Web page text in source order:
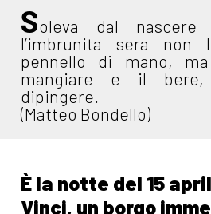
Soleva dal
l’imbrunita sera non
pennello di mano,
mangiare e il
dipingere.
(Matteo Bondello)
È la notte del 15
Vinci, un borgo